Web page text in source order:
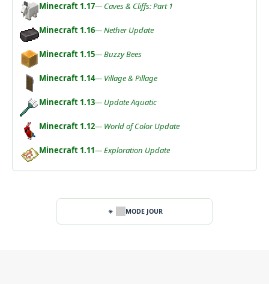
Minecraft 1.17— Caves & Cliffs: Part 1
Minecraft 1.16— Nether Update
Minecraft 1.15— Buzzy Bees
Minecraft 1.14— Village & Pillage
Minecraft 1.13— Update Aquatic
Minecraft 1.12— World of Color Update
Minecraft 1.11— Exploration Update
MODE JOUR